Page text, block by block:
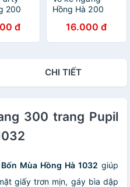
200
1426
Giao
đ
Hồng Hà 200
- Sao Mai Best
memories 1688
82-84 ISO (Giao
16.000 đ
CHI TIẾT
300 trang Pupil
Mùa Hồng Hà 1032 giúp
giấy trơn mịn, gáy bìa dập